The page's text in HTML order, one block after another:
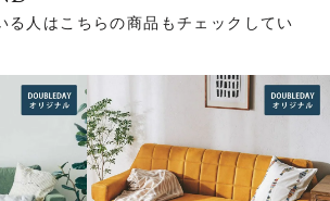
レー
クなカラーです。撥水性があり汚れが
す。
る人はこちらの商品もチェックしてい